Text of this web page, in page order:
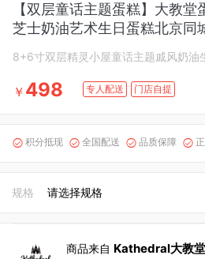
【双层童话主题蛋糕】大教
芝士奶油艺术生日蛋糕北京同
8+6寸双层精灵小屋童话主题戚风奶油
￥ 498 专人配送 门店自提
 积分抵现  全国配送  品质保障 
规格 请选择规格
商品来自 Kathedral大教